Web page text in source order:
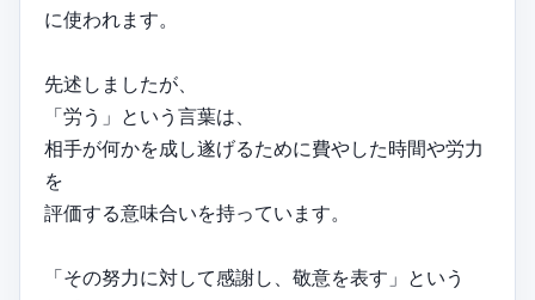
に使われます。
先述しましたが、
「労う」という言葉は、
相手が何かを成し遂げるために費やした時間や労力
を
評価する意味合いを持っています。
「その努力に対して感謝し、敬意を表す」という